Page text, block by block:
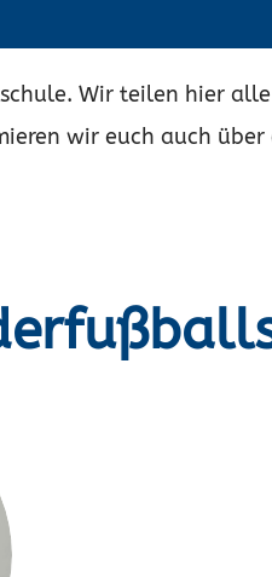
Wir teilen hier
wir euch auch